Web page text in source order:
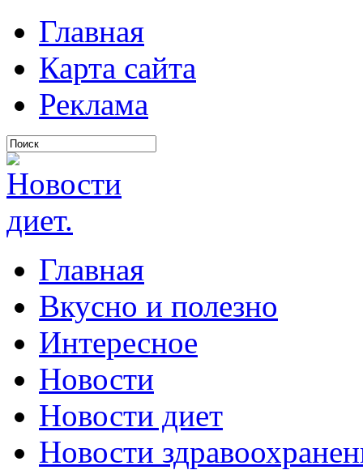
Главная
Карта сайта
Реклама
Главная
Вкусно и полезно
Интересное
Новости
Новости диет
Новости